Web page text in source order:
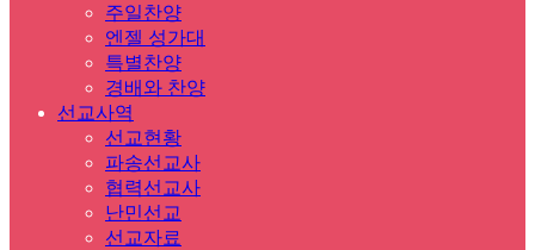
주일찬양
엔젤 성가대
특별찬양
경배와 찬양
선교사역
선교현황
파송선교사
협력선교사
난민선교
선교자료